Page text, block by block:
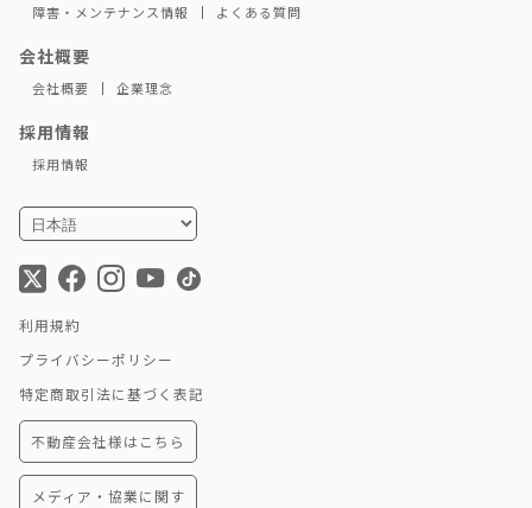
障害・メンテナンス情報 よくある質問
会社概要
会社概要 企業理念
採用情報
採用情報
利用規約
プライバシーポリシー
特定商取引法に基づく表記
不動産会社様はこちら
メディア・協業に関す